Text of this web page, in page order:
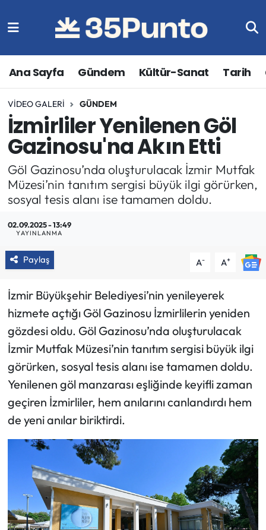
Ana Sayfa Gündem Kültür-Sanat Tarih
VIDEO GALERI GÜNDEM
İzmirliler Yenilenen Göl
Gazinosu'na Akın Etti
Göl Gazinosu’nda oluşturulacak İzmir Mutfak
Müzesi’nin tanıtım sergisi büyük ilgi görürken,
sosyal tesis alanı ise tamamen doldu.
02.09.2025 - 13:49
YAYINLANMA
Paylaş A- A+
İzmir Büyükşehir Belediyesi’nin yenileyerek
hizmete açtığı Göl Gazinosu İzmirlilerin yeniden
gözdesi oldu. Göl Gazinosu’nda oluşturulacak
İzmir Mutfak Müzesi’nin tanıtım sergisi büyük ilgi
görürken, sosyal tesis alanı ise tamamen doldu.
Yenilenen göl manzarası eşliğinde keyifli zaman
geçiren İzmirliler, hem anılarını canlandırdı hem
de yeni anılar biriktirdi.